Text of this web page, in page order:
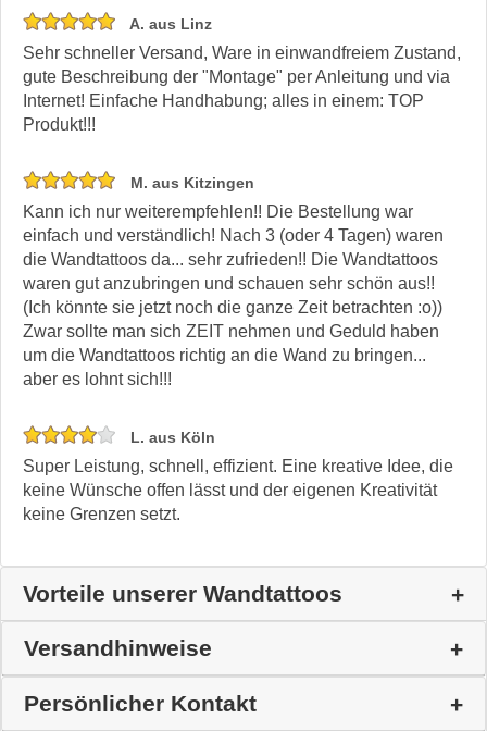
A. aus Linz
Sehr schneller Versand, Ware in einwandfreiem Zustand,
gute Beschreibung der "Montage" per Anleitung und via
Internet! Einfache Handhabung; alles in einem: TOP
Produkt!!!
M. aus Kitzingen
Kann ich nur weiterempfehlen!! Die Bestellung war
einfach und verständlich! Nach 3 (oder 4 Tagen) waren
die Wandtattoos da... sehr zufrieden!! Die Wandtattoos
waren gut anzubringen und schauen sehr schön aus!!
(Ich könnte sie jetzt noch die ganze Zeit betrachten :o))
Zwar sollte man sich ZEIT nehmen und Geduld haben
um die Wandtattoos richtig an die Wand zu bringen...
aber es lohnt sich!!!
L. aus Köln
Super Leistung, schnell, effizient. Eine kreative Idee, die
keine Wünsche offen lässt und der eigenen Kreativität
keine Grenzen setzt.
Vorteile unserer Wandtattoos
Versandhinweise
Persönlicher Kontakt